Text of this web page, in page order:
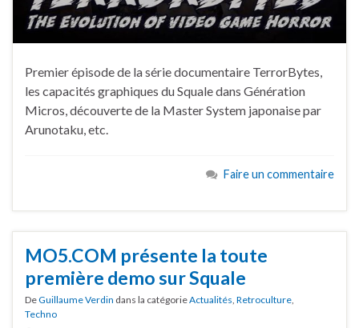
Premier épisode de la série documentaire TerrorBytes,
les capacités graphiques du Squale dans Génération
Micros, découverte de la Master System japonaise par
Arunotaku, etc.
Faire un commentaire
MO5.COM présente la toute
première demo sur Squale
DeGuillaume Verdin dans la catégorieActualités Retroculture
Techno